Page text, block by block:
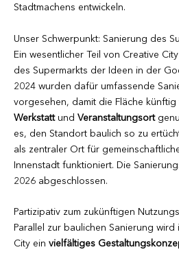
Stadtmachens entwickeln.
Unser Schwerpunkt: Sanierung des
Ein wesentlicher Teil von Creative
des Supermarkts der Ideen in der
2024 wurden dafür umfassende
vorgesehen, damit die Fläche künftig
Werkstattund Veranstaltungsort
es, den Standort baulich so zu
als zentraler Ort für
Innenstadt funktioniert. Die
2026 abgeschlossen.
Partizipativ zum zukünftigen
Parallel zur baulichen Sanierung wird
City ein vielfältiges